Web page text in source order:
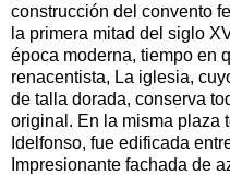
construcción del convento
la primera mitad del siglo
época moderna, tiempo en
renacentista, La iglesia,
de talla dorada, conserva
original. En la misma plaza
Idelfonso, fue edificada
Impresionante fachada de